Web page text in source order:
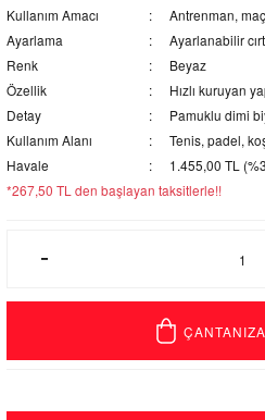
Kullanım Amacı
Antrenman,
Ayarlama
Ayarlanabilir cırt
Renk
Beyaz
Özellik
Hızlı kuruyan
Detay
Pamuklu dimi
Kullanım Alanı
Tenis, padel,
Havale
1.455,00 TL
*267,50 TL den başlayan taksitlerle!!